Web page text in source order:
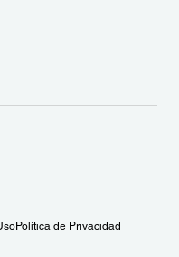
Política de Privacidad